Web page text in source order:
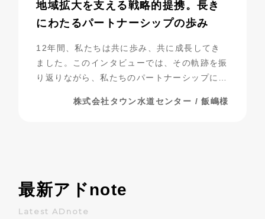
地域拡大を支える戦略的提携。長き
にわたるパートナーシップの歩み
12年間、私たちは共に歩み、共に成長してき
ました。このインタビューでは、その軌跡を振
り返りながら、私たちのパートナーシップにつ
株式会社タウン水道センター / 飯嶋様
最新アドnote
Latest ADnote